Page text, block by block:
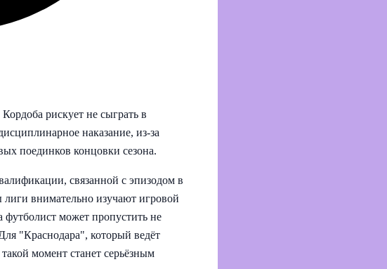
рискует не сыграть в
наказание, из‑за
поединков концовки сезона.
связанной с эпизодом в
внимательно изучают игровой
футболист может пропустить не
"Краснодара", который ведёт
момент станет серьёзным